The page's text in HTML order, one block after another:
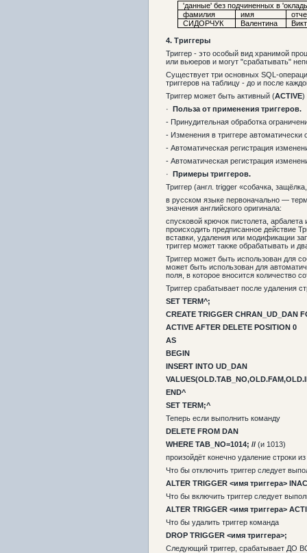
'данные' без подчиненных в
фамилия
имя
СИДОРЧУК
Валентина
4. Триггеры
Триггер - это особый вид хранимой
или вьюеров и могут "срабатывать"
Существует три основных SQL-
триггеров на таблицу - до и после
Триггер может быть активный (ACTIVE)
· Польза от применения триггеров.
- Принудительная обработка
- Изменения в триггере
- Автоматическая регистрация
- Автоматическая регистрация
· Примеры триггеров.
Триггер (англ. trigger «собачка,
в русском языке первоначально —
значения английского оригинала:
спусковой крючок пистолета,
происходить предписанное действие
вставки, удаления или модификации
триггер может также обрабатывать и
Триггер может быть использован для
может быть использован для
поля, в которое вносится количество
Триггер срабатывает после удаления
SET TERM^;
CREATE TRIGGER CHRAN_UD_DAN
ACTIVE AFTER DELETE POSITION 0
AS
BEGIN
INSERT INTO UD_DAN
END^
SET TERM;^
Теперь если выполнить команду
DELETE FROM DAN
WHERE TAB_NO=1014; // (и 1013)
произойдёт конечно удаление строки
Что бы отключить триггер следует
ALTER TRIGGER <имя триггера>
Что бы включить триггер следует
ALTER TRIGGER <имя триггера>
Что бы удалить триггер команда
DROP TRIGGER <имя триггера>;
Следующий триггер, срабатывает ДО